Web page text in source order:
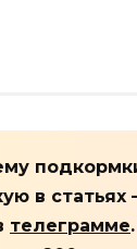
в
телеграмме